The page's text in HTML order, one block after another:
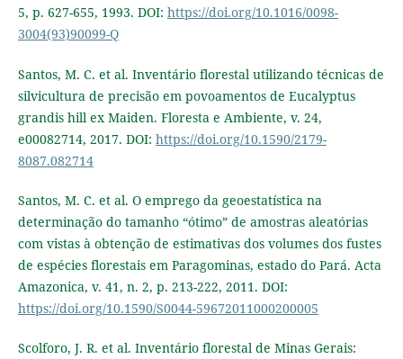
5, p. 627-655, 1993. DOI: https://doi.org/10.1016/0098-
3004(93)90099-Q
Santos, M. C. et al. Inventário florestal utilizando técnicas de
silvicultura de precisão em povoamentos de Eucalyptus
grandis hill ex Maiden. Floresta e Ambiente, v. 24,
e00082714, 2017. DOI: https://doi.org/10.1590/2179-
8087.082714
Santos, M. C. et al. O emprego da geoestatística na
determinação do tamanho “ótimo” de amostras aleatórias
com vistas à obtenção de estimativas dos volumes dos fustes
de espécies florestais em Paragominas, estado do Pará. Acta
Amazonica, v. 41, n. 2, p. 213-222, 2011. DOI:
https://doi.org/10.1590/S0044-59672011000200005
Scolforo, J. R. et al. Inventário florestal de Minas Gerais: